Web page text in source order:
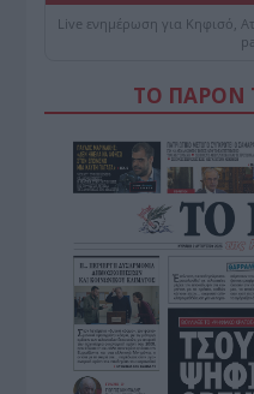
Live ενημέρωση για Κηφισό,
ΤΟ ΠΑΡΟΝ